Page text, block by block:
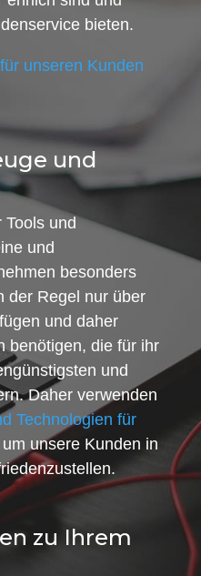
bieten.
unseren Kunden
und
Tools und
und
besonders
der Regel nur über
und daher
benötigen, die für ihr
und
Daher verwenden
Technologien für
um unsere Kunden in
zu Ihrem